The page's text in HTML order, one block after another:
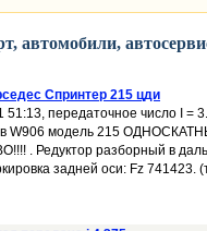
автомобили,
Спринтер 215 цди
51:13, передаточное число I =
W906 модель 215
. Редуктор разборный в
задней оси: Fz 741423.